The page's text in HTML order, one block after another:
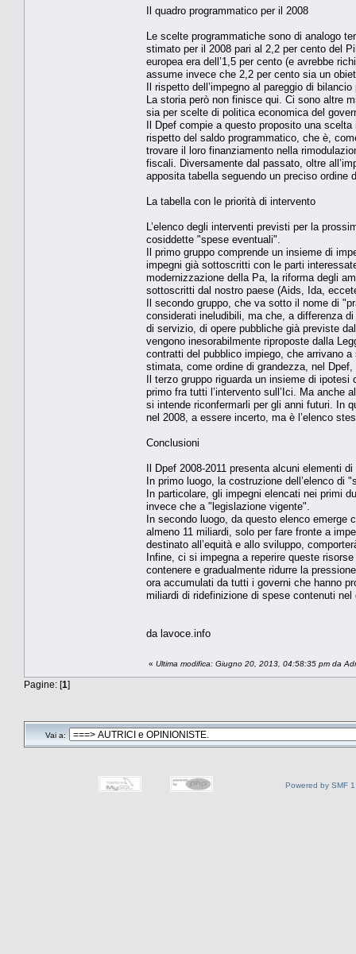
Il quadro programmatico per il 2008
Le scelte programmatiche sono di analogo
stimato per il 2008 pari al 2,2 per cento del
europea era dell’1,5 per cento (e avrebbe
assume invece che 2,2 per cento sia un
Il rispetto dell’impegno al pareggio di
La storia però non finisce qui. Ci sono altre
sia per scelte di politica economica del
Il Dpef compie a questo proposito una
rispetto del saldo programmatico, che è,
trovare il loro finanziamento nella
fiscali. Diversamente dal passato, oltre
apposita tabella seguendo un preciso ordine
La tabella con le priorità di intervento
L’elenco degli interventi previsti per la
cosiddette "spese eventuali".
Il primo gruppo comprende un insieme di
impegni già sottoscritti con le parti
modernizzazione della Pa, la riforma degli
sottoscritti dal nostro paese (Aids, Ida,
Il secondo gruppo, che va sotto il nome di
considerati ineludibili, ma che, a differenza
di servizio, di opere pubbliche già previste
vengono inesorabilmente riproposte dalla
contratti del pubblico impiego, che arrivano
stimata, come ordine di grandezza, nel
Il terzo gruppo riguarda un insieme di
primo fra tutti l’intervento sull’Ici. Ma anche
si intende riconfermarli per gli anni futuri. In
nel 2008, a essere incerto, ma è l’elenco
Conclusioni
Il Dpef 2008-2011 presenta alcuni elementi
In primo luogo, la costruzione dell’elenco di
In particolare, gli impegni elencati nei primi
invece che a "legislazione vigente".
In secondo luogo, da questo elenco emerge
almeno 11 miliardi, solo per fare fronte a
destinato all’equità e allo sviluppo,
Infine, ci si impegna a reperire queste
contenere e gradualmente ridurre la
ora accumulati da tutti i governi che hanno
miliardi di ridefinizione di spese contenuti
da lavoce.info
« Ultima modifica: Giugno 20, 2013, 04:58:35 pm da
Pagine: [1]
Vai a:
Powered by SMF